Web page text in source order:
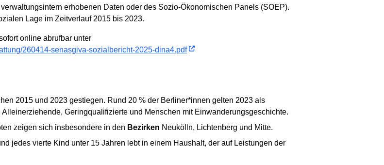
erhobenen Daten oder des Sozio-Ökonomischen Panels (SOEP).
Lage im Zeitverlauf 2015 bis 2023.
online abrufbar unter
260414-senasgiva-sozialbericht-2025-dina4.pdf
2015 und 2023 gestiegen. Rund 20 % der Berliner*innen gelten 2023 als
Geringqualifizierte und Menschen mit Einwanderungsgeschichte.
zeigen sich insbesondere in den Bezirken Neukölln, Lichtenberg und Mitte.
jedes vierte Kind unter 15 Jahren lebt in einem Haushalt, der auf Leistungen der